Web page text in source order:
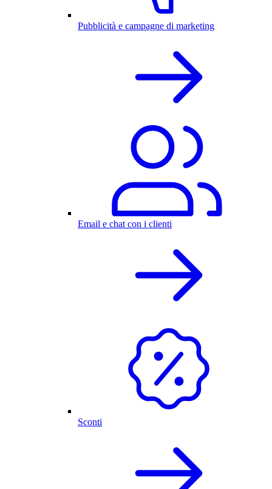
Pubblicità e campagne di marketing
Email e chat con i clienti
Sconti